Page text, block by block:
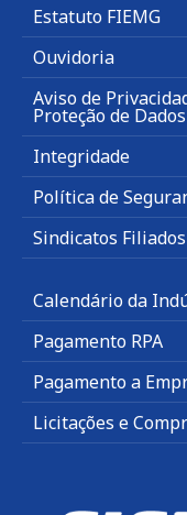
Estatuto FIEMG
Ouvidoria
Aviso de
Proteção de Dados
Integridade
Política de
Sindicatos Filiados
Calendário da
Pagamento RPA
Pagamento a
Licitações e